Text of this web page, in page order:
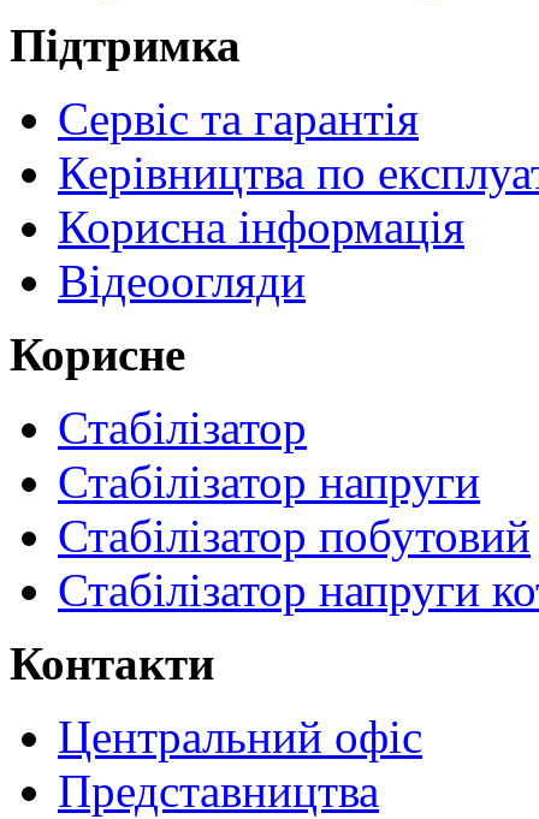
Підтримка
Сервіс та гарантія
Керівництва по
Корисна інформація
Відеоогляди
Корисне
Стабілізатор
Стабілізатор напруги
Стабілізатор побутовий
Стабілізатор напруги
Контакти
Центральний офіс
Представництва